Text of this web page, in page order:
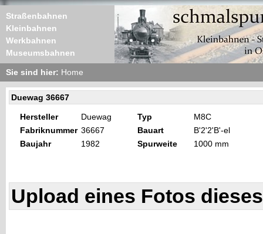
Straßenbahnen
Kleinbahnen
Werkbahnen
Museumsbahnen
Sie sind hier: Home
Duewag 36667
Hersteller Duewag Typ
M8C
Fabriknummer 36667 Bauart
B'2'2'B'-el
Baujahr
1982 Spurweite 1000 mm
Upload eines Fotos